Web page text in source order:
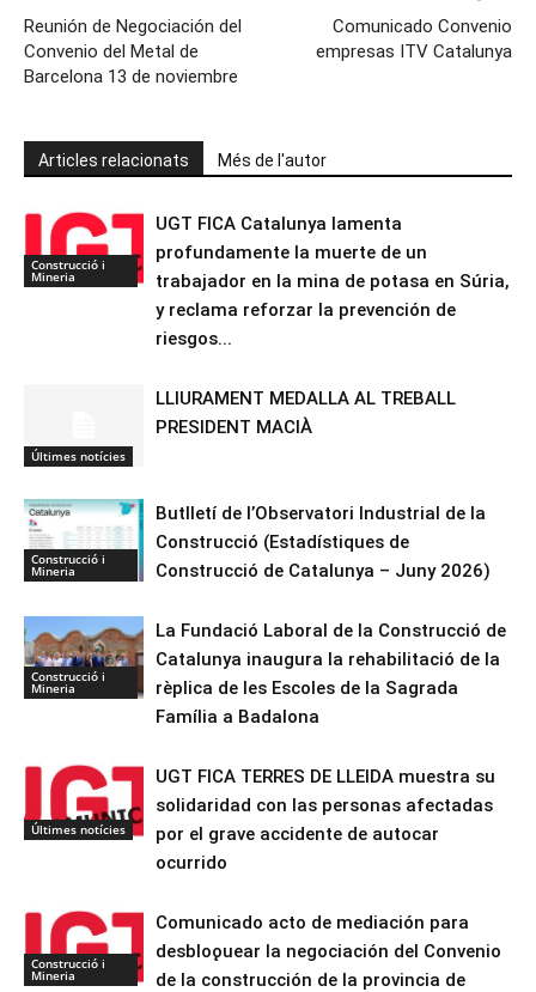
Reunión de Negociación del
Convenio del Metal de
Barcelona 13 de noviembre
Comunicado Convenio
empresas ITV Catalunya
Articles relacionats Més de l'autor
Construcció i
Mineria
UGT FICA Catalunya lamenta
profundamente la muerte de un
trabajador en la mina de potasa en Súria,
y reclama reforzar la prevención de
riesgos...
Últimes notícies
LLIURAMENT MEDALLA AL TREBALL
PRESIDENT MACIÀ
Construcció i
Mineria
Butlletí de l’Observatori Industrial de la
Construcció (Estadístiques de
Construcció de Catalunya – Juny 2026)
Construcció i
Mineria
La Fundació Laboral de la Construcció de
Catalunya inaugura la rehabilitació de la
rèplica de les Escoles de la Sagrada
Família a Badalona
Últimes notícies
UGT FICA TERRES DE LLEIDA muestra su
solidaridad con las personas afectadas
por el grave accidente de autocar
ocurrido
Construcció i
Mineria
Comunicado acto de mediación para
desbloǫuear la negociación del Convenio
de la construcción de la provincia de